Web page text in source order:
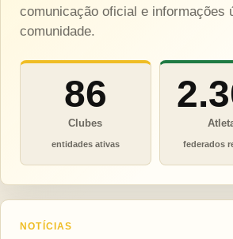
comunicação oficial e
comunidade.
86
Clubes
entidades ativas federados
NOTÍCIAS